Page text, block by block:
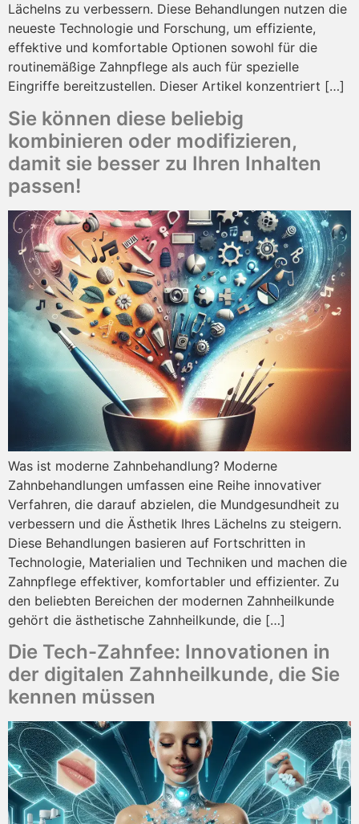
Lächelns zu verbessern. Diese Behandlungen nutzen die
neueste Technologie und Forschung, um effiziente,
effektive und komfortable Optionen sowohl für die
routinemäßige Zahnpflege als auch für spezielle
Eingriffe bereitzustellen. Dieser Artikel konzentriert […]
Sie können diese beliebig
kombinieren oder modifizieren,
damit sie besser zu Ihren Inhalten
passen!
Was ist moderne Zahnbehandlung? Moderne
Zahnbehandlungen umfassen eine Reihe innovativer
Verfahren, die darauf abzielen, die Mundgesundheit zu
verbessern und die Ästhetik Ihres Lächelns zu steigern.
Diese Behandlungen basieren auf Fortschritten in
Technologie, Materialien und Techniken und machen die
Zahnpflege effektiver, komfortabler und effizienter. Zu
den beliebten Bereichen der modernen Zahnheilkunde
gehört die ästhetische Zahnheilkunde, die […]
Die Tech-Zahnfee: Innovationen in
der digitalen Zahnheilkunde, die Sie
kennen müssen